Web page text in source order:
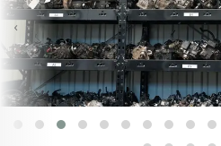
‹